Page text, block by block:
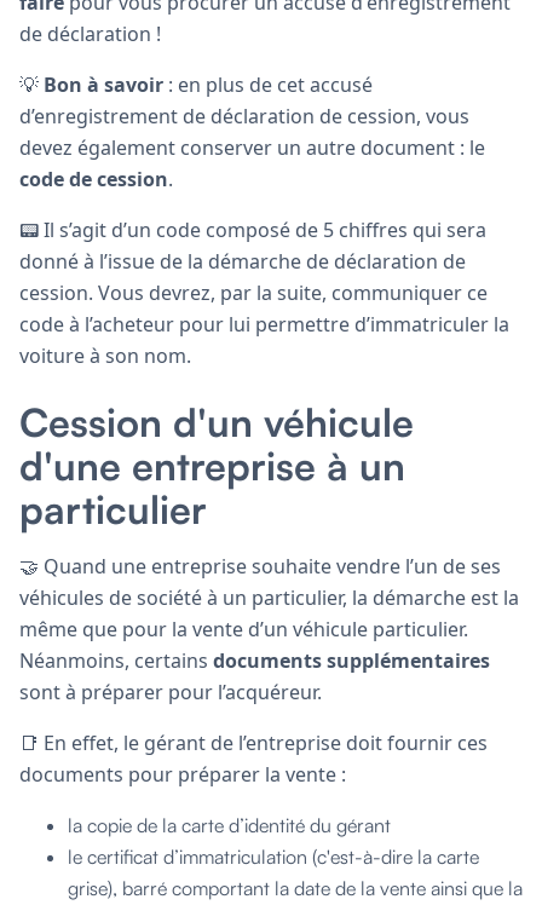
de déclaration !
💡 Bon à savoir : en plus de cet accusé
d’enregistrement de déclaration de cession, vous
devez également conserver un autre document : le
code de cession.
📟 Il s’agit d’un code composé de 5 chiffres qui sera
donné à l’issue de la démarche de déclaration de
cession. Vous devrez, par la suite, communiquer ce
code à l’acheteur pour lui permettre d’immatriculer la
voiture à son nom.
Cession d'un véhicule
d'une entreprise à un
particulier
🤝 Quand une entreprise souhaite vendre l’un de ses
véhicules de société à un particulier, la démarche est la
même que pour la vente d’un véhicule particulier.
Néanmoins, certains documents supplémentaires
sont à préparer pour l’acquéreur.
📑 En effet, le gérant de l’entreprise doit fournir ces
documents pour préparer la vente :
la copie de la carte d’identité du gérant
le certificat d’immatriculation (c'est-à-dire la carte
grise), barré comportant la date de la vente ainsi que la